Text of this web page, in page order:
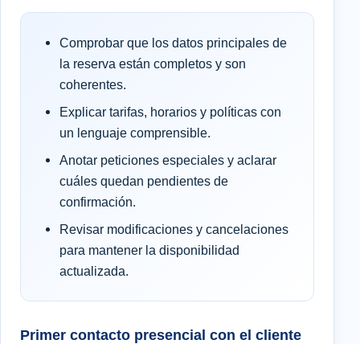
Comprobar que los datos principales de
la reserva están completos y son
coherentes.
Explicar tarifas, horarios y políticas con
un lenguaje comprensible.
Anotar peticiones especiales y aclarar
cuáles quedan pendientes de
confirmación.
Revisar modificaciones y cancelaciones
para mantener la disponibilidad
actualizada.
Primer contacto presencial con el cliente